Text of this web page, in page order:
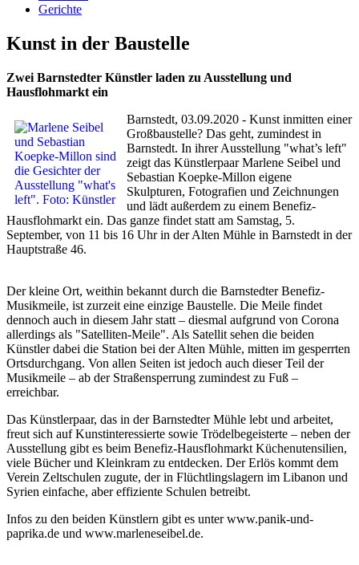
Gerichte
Kunst in der Baustelle
Zwei Barnstedter Künstler laden zu Ausstellung und
Hausflohmarkt ein
Barnstedt, 03.09.2020 - Kunst inmitten einer
Großbaustelle? Das geht, zumindest in
Barnstedt. In ihrer Ausstellung "what’s left"
zeigt das Künstlerpaar Marlene Seibel und
Sebastian Koepke-Millon eigene
Skulpturen, Fotografien und Zeichnungen
und lädt außerdem zu einem Benefiz-
Hausflohmarkt ein. Das ganze findet statt am Samstag, 5.
September, von 11 bis 16 Uhr in der Alten Mühle in Barnstedt in der
Hauptstraße 46.
Der kleine Ort, weithin bekannt durch die Barnstedter Benefiz-
Musikmeile, ist zurzeit eine einzige Baustelle. Die Meile findet
dennoch auch in diesem Jahr statt – diesmal aufgrund von Corona
allerdings als "Satelliten-Meile". Als Satellit sehen die beiden
Künstler dabei die Station bei der Alten Mühle, mitten im gesperrten
Ortsdurchgang. Von allen Seiten ist jedoch auch dieser Teil der
Musikmeile – ab der Straßensperrung zumindest zu Fuß –
erreichbar.
Das Künstlerpaar, das in der Barnstedter Mühle lebt und arbeitet,
freut sich auf Kunstinteressierte sowie Trödelbegeisterte – neben der
Ausstellung gibt es beim Benefiz-Hausflohmarkt Küchenutensilien,
viele Bücher und Kleinkram zu entdecken. Der Erlös kommt dem
Verein Zeltschulen zugute, der in Flüchtlingslagern im Libanon und
Syrien einfache, aber effiziente Schulen betreibt.
Infos zu den beiden Künstlern gibt es unter www.panik-und-
paprika.de und www.marleneseibel.de.